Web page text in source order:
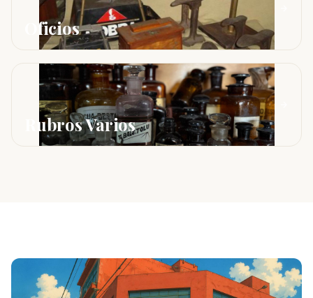
Oficios
Rubros Varios